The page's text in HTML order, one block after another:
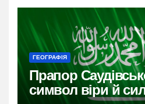
ГЕОГРАФІЯ
Прапор
символ віри й